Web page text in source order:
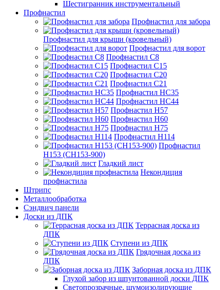
Шестигранник инструментальный
Профнастил
Профнастил для забора
Профнастил для крыши (кровельный)
Профнастил для ворот
Профнастил С8
Профнастил С15
Профнастил С20
Профнастил С21
Профнастил НС35
Профнастил НС44
Профнастил Н57
Профнастил Н60
Профнастил Н75
Профнастил Н114
Профнастил
Н153 (СН153-900)
Гладкий лист
Некондиция
профнастила
Штрипс
Металлообработка
Сэндвич панели
Доски из ДПК
Террасная доска из
ДПК
Ступени из ДПК
Грядочная доска из
ДПК
Заборная доска из ДПК
Глухой забор из шпунтованной доски ДПК
Светопрозрачные, шумоизолирующие